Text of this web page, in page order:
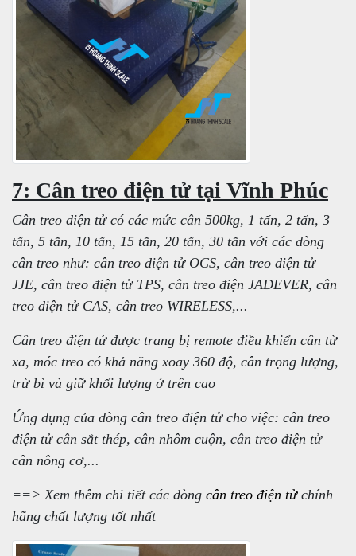
7: Cân treo điện tử tại Vĩnh Phúc
Cân treo điện tử có các mức cân 500kg, 1 tấn, 2 tấn, 3
tấn, 5 tấn, 10 tấn, 15 tấn, 20 tấn, 30 tấn với các dòng
cân treo như: cân treo điện tử OCS, cân treo điện tử
JJE, cân treo điện tử TPS, cân treo điện JADEVER, cân
treo điện tử CAS, cân treo WIRELESS,...
Cân treo điện tử được trang bị remote điều khiển cân từ
xa, móc treo có khả năng xoay 360 độ, cân trọng lượng,
trừ bì và giữ khối lượng ở trên cao
Ứng dụng của dòng cân treo điện tử cho việc: cân treo
điện tử cân sắt thép, cân nhôm cuộn, cân treo điện tử
cân nông cơ,...
==> Xem thêm chi tiết các dòng cân treo điện tửchính
hãng chất lượng tốt nhất